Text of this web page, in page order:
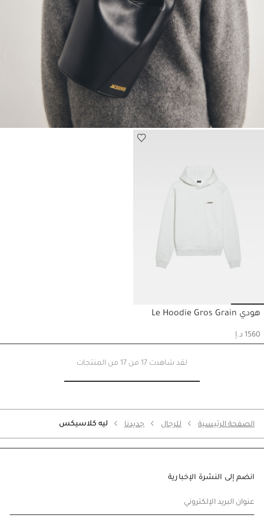
Go to slide 1
Go to slide 2
Go to slide 3 هودي Le Hoodie Gros Grain
حسابي
1560 د.إ
لقد شاهدت 17 من 17 من المنتجات
الصفحة الرئيسية للرجال جديدنا ليه كلاسيكس
انضم إلى النشرة الإخبارية
عنوان البريد الإلكتروني